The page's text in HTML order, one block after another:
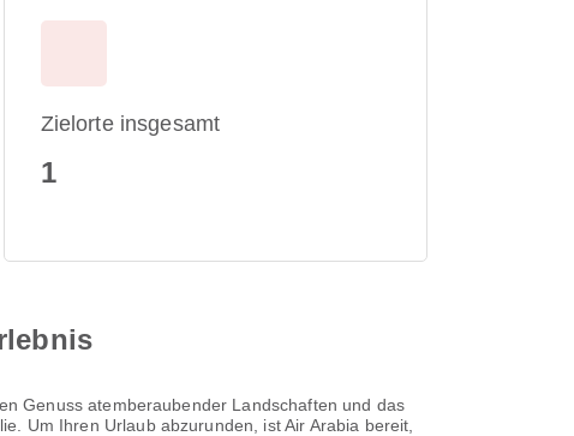
Zielorte insgesamt
1
Genuss atemberaubender Landschaften und das
Um Ihren Urlaub abzurunden, ist Air Arabia bereit,